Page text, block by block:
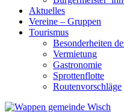
Aktuelles
Vereine – Gruppen
Tourismus
Besonderheiten
Vermietung
Gastronomie
Sprottenflotte
Routenvorschläge